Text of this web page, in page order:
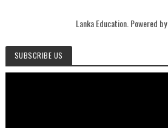
Lanka Education. Powered by
SUBSCRIBE US